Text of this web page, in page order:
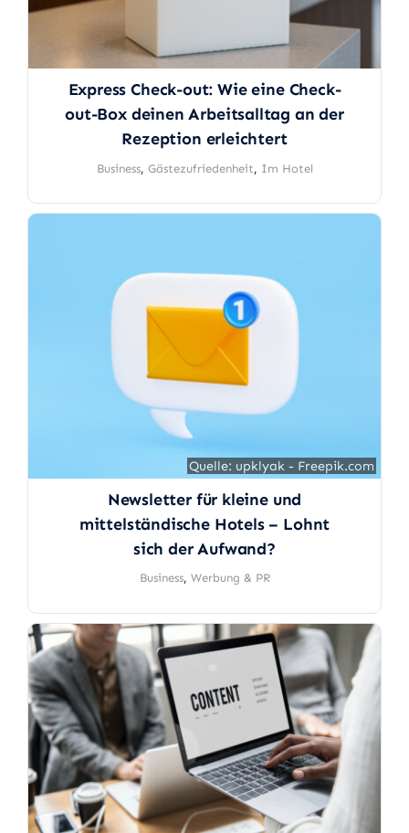
Express Check-out: Wie eine Check-
out-Box deinen Arbeitsalltag an der
Rezeption erleichtert
Business, Gästezufriedenheit, Im Hotel
Quelle: upklyak - Freepik.com
Newsletter für kleine und
mittelständische Hotels – Lohnt
sich der Aufwand?
Business, Werbung & PR